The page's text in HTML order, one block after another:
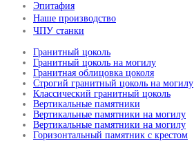
Эпитафия
Наше производство
ЧПУ станки
Гранитный цоколь
Гранитный цоколь на могилу
Гранитная облицовка цоколя
Строгий гранитный цоколь на могилу
Классический гранитный цоколь
Вертикальные памятники
Вертикальные памятники на могилу
Вертикальные памятники на могилу
Горизонтальный памятник с крестом